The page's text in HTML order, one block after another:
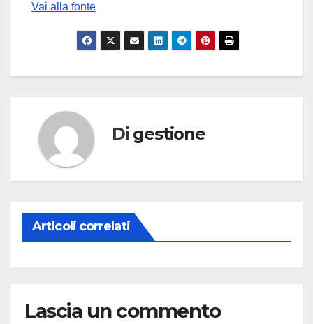
Vai alla fonte
Di gestione
Articoli correlati
Lascia un commento